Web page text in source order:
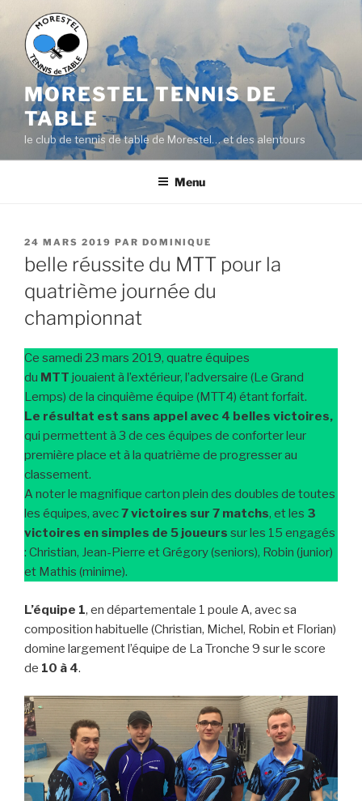
contenu
principal
MORESTEL TENNIS DE
TABLE
le club de tennis de table de Morestel… et des alentours
Menu
PUBLIÉ
LE
24 MARS 2019 PAR DOMINIQUE
belle réussite du MTT pour la
quatrième journée du
championnat
Ce samedi 23 mars 2019, quatre équipes
du MTT jouaient à l’extérieur, l’adversaire (Le Grand
Lemps) de la cinquième équipe (MTT4) étant forfait.
Le résultat est sans appel avec 4 belles victoires,
qui permettent à 3 de ces équipes de conforter leur
première place et à la quatrième de progresser au
classement.
A noter le magnifique carton plein des doubles de toutes
les équipes, avec7 victoires sur 7 matchs, et les 3
victoires en simples de 5 joueurs sur les 15 engagés
: Christian, Jean-Pierre et Grégory (seniors), Robin (junior)
et Mathis (minime).
L’équipe 1, en départementale 1 poule A, avec sa
composition habituelle (Christian, Michel, Robin et Florian)
domine largement l’équipe de La Tronche 9 sur le score
de 10 à 4.